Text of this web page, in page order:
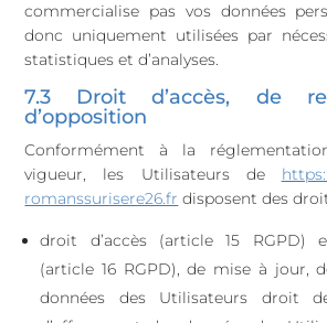
commercialise pas vos données
donc uniquement utilisées par
statistiques et d’analyses.
7.3 Droit d’accès, de
d’opposition
Conformément à la
vigueur, les Utilisateurs de
romanssurisere26.fr disposent des
droit d’accès (article 15 RGPD)
(article 16 RGPD), de mise à jour,
données des Utilisateurs droit